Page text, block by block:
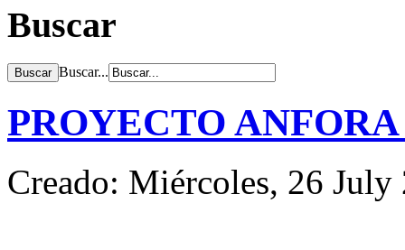
Buscar
Buscar...
PROYECTO
Creado: Miércoles, 26 July